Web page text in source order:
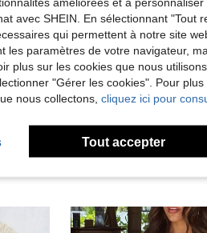
avec SHEIN. En sélectionnant "Tout
qui permettent à notre site
les paramètres de votre navigateur,
plus sur les cookies que nous
"Gérer les cookies". Pour
nous collectons, cliquez ici pour
Tout accepter